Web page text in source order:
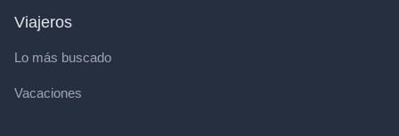
Viajeros
Lo más buscado
Vacaciones